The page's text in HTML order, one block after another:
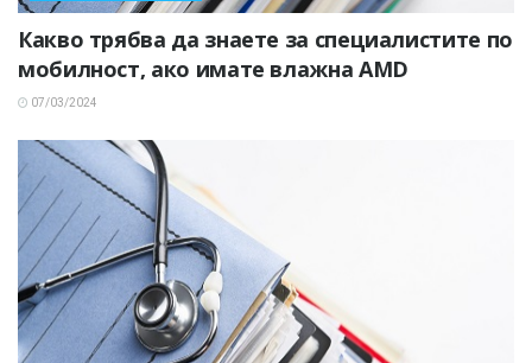
Какво трябва да знаете за специалистите по
мобилност, ако имате влажна AMD
07/03/2024